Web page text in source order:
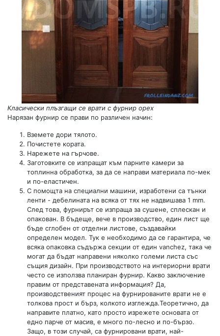
Класически плъзгащи се врати с фурнир орех
Нарязан фурнир се прави по различен начин:
Вземете дори тялото.
Почистете кората.
Нарежете на гърчове.
Заготовките се изпращат към парните камери за
топлинна обработка, за да се направи материала по-мек
и по-еластичен.
С помощта на специални машини, изработени са тънки
ленти - дебелината на всяка от тях не надвишава 1 mm.
След това, фурнирът се изпраща за сушене, сплескан и
опакован. В бъдеще, вече в производство, един лист ще
бъде сглобен от отделни листове, създавайки
определен модел. Тук е необходимо да се гарантира, че
всяка опаковка съдържа секции от един vanchez, така че
могат да бъдат направени няколко големи листа със
същия дизайн. При производството на интериорни врати
често се използва планиран фурнир. Какво заключение
правим от представената информация? Да,
производственият процес на фурнированите врати не е
толкова прост и бърз, колкото изглежда.Теоретично, да
направите платно, като просто изрежете основата от
едно парче от масив, е много по-лесно и по-бързо.
Защо, в този случай, са фурнировани врати, най-